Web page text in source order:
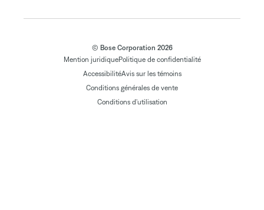
© Bose Corporation 2026
Mention juridiquePolitique de confidentialité
AccessibilitéAvis sur les témoins
Conditions générales de vente
Conditions d'utilisation